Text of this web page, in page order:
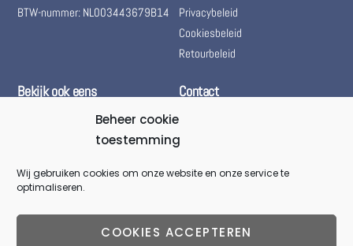
Beheer cookie
toestemming
Wij gebruiken cookies om onze website en onze service te
optimaliseren.
COOKIES ACCEPTEREN
BTW-nummer: NL003443679B14
Privacybeleid
Cookiesbeleid
Retourbeleid
Bekijk ook eens
Bol.com – Kapstokfabriek
Marktplaats – Kapstokfabriek
Contact
Waleplein 23291 CZ Strijen,
Hoeksche Waard, Zuid-